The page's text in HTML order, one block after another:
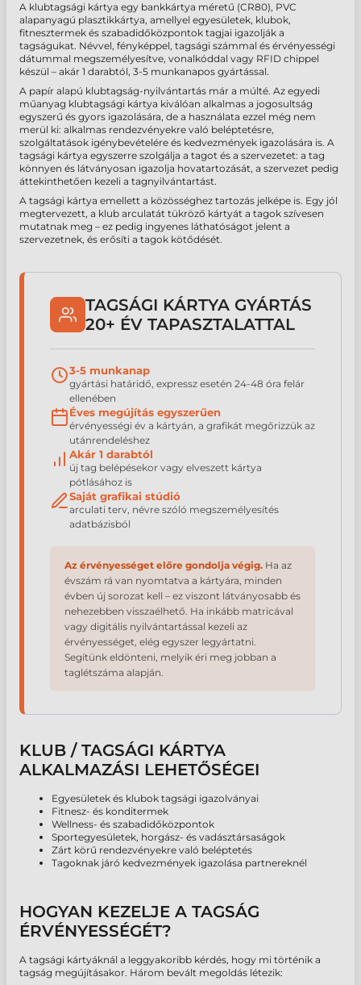
A klubtagsági kártya egy bankkártya méretű (CR80), PVC
alapanyagú plasztikkártya, amellyel egyesületek, klubok,
fitnesztermek és szabadidőközpontok tagjai igazolják a
tagságukat. Névvel, fényképpel, tagsági számmal és érvényességi
dátummal megszemélyesítve, vonalkóddal vagy RFID chippel
készül – akár 1 darabtól, 3-5 munkanapos gyártással.
A papír alapú klubtagság-nyilvántartás már a múlté. Az egyedi
műanyag klubtagsági kártya kiválóan alkalmas a jogosultság
egyszerű és gyors igazolására, de a használata ezzel még nem
merül ki: alkalmas rendezvényekre való beléptetésre,
szolgáltatások igénybevételére és kedvezmények igazolására is. A
tagsági kártya egyszerre szolgálja a tagot és a szervezetet: a tag
könnyen és látványosan igazolja hovatartozását, a szervezet pedig
áttekinthetően kezeli a tagnyilvántartást.
A tagsági kártya emellett a közösséghez tartozás jelképe is. Egy jól
megtervezett, a klub arculatát tükröző kártyát a tagok szívesen
mutatnak meg – ez pedig ingyenes láthatóságot jelent a
szervezetnek, és erősíti a tagok kötődését.
TAGSÁGI KÁRTYA GYÁRTÁS
20+ ÉV TAPASZTALATTAL
3-5 munkanap
gyártási határidő, expressz esetén 24-48 óra felár
ellenében
Éves megújítás egyszerűen
érvényességi év a kártyán, a grafikát megőrizzük az
utánrendeléshez
Akár 1 darabtól
új tag belépésekor vagy elveszett kártya
pótlásához is
Saját grafikai stúdió
arculati terv, névre szóló megszemélyesítés
adatbázisból
Az érvényességet előre gondolja végig. Ha az
évszám rá van nyomtatva a kártyára, minden
évben új sorozat kell – ez viszont látványosabb és
nehezebben visszaélhető. Ha inkább matricával
vagy digitális nyilvántartással kezeli az
érvényességet, elég egyszer legyártatni.
Segítünk eldönteni, melyik éri meg jobban a
taglétszáma alapján.
KLUB / TAGSÁGI KÁRTYA
ALKALMAZÁSI LEHETŐSÉGEI
Egyesületek és klubok tagsági igazolványai
Fitnesz- és konditermek
Wellness- és szabadidőközpontok
Sportegyesületek, horgász- és vadásztársaságok
Zárt körű rendezvényekre való beléptetés
Tagoknak járó kedvezmények igazolása partnereknél
HOGYAN KEZELJE A TAGSÁG
ÉRVÉNYESSÉGÉT?
A tagsági kártyáknál a leggyakoribb kérdés, hogy mi történik a
tagság megújításakor. Három bevált megoldás létezik: